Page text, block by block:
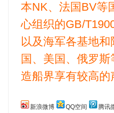
本NK、法国BV等
心组织的GB/
以及海军各基地
国、美国、俄罗
造船界享有较高
新浪微博 QQ空间 腾讯